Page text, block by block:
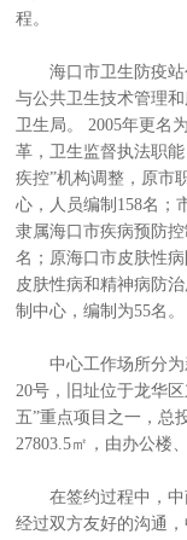
程。
海口市卫生防疫站
与公共卫生技术管理
卫生局。 2005年更名
革，卫生监督执法职
疾控”机构调整，原市
心，人员编制158名；
隶属海口市疾病预防
名；原海口市皮肤性
皮肤性病和精神病防
制中心，编制为55名。
中心工作场所分为
20号，旧址位于龙华
五”重点项目之一，总
27803.5㎡，由办公楼
在签约过程中，中
经过双方友好的沟通